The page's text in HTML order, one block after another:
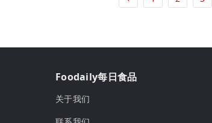
Foodaily每日食品
关于我们